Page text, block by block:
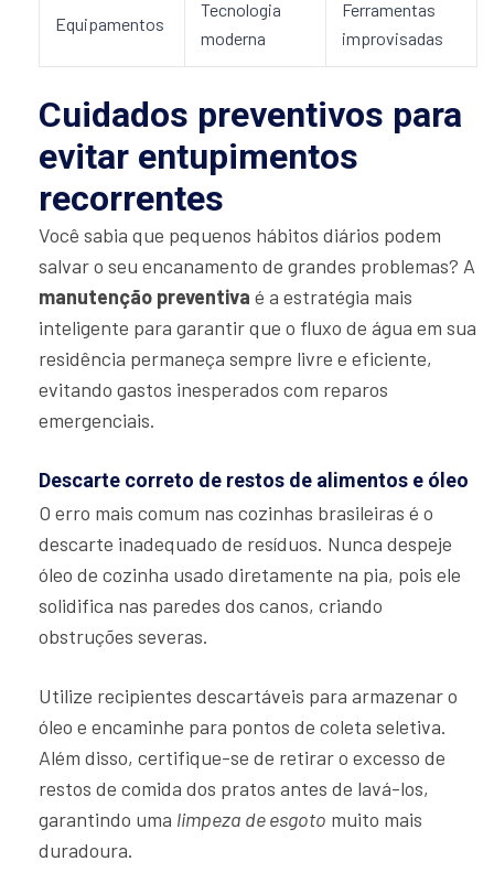
Equipamentos
Tecnologia
moderna
Ferramentas
improvisadas
Cuidados preventivos para
evitar entupimentos
recorrentes
Você sabia que pequenos hábitos diários podem
salvar o seu encanamento de grandes problemas? A
manutenção preventiva é a estratégia mais
inteligente para garantir que o fluxo de água em sua
residência permaneça sempre livre e eficiente,
evitando gastos inesperados com reparos
emergenciais.
Descarte correto de restos de alimentos e óleo
O erro mais comum nas cozinhas brasileiras é o
descarte inadequado de resíduos. Nunca despeje
óleo de cozinha usado diretamente na pia, pois ele
solidifica nas paredes dos canos, criando
obstruções severas.
Utilize recipientes descartáveis para armazenar o
óleo e encaminhe para pontos de coleta seletiva.
Além disso, certifique-se de retirar o excesso de
restos de comida dos pratos antes de lavá-los,
garantindo uma limpeza de esgoto muito mais
duradoura.